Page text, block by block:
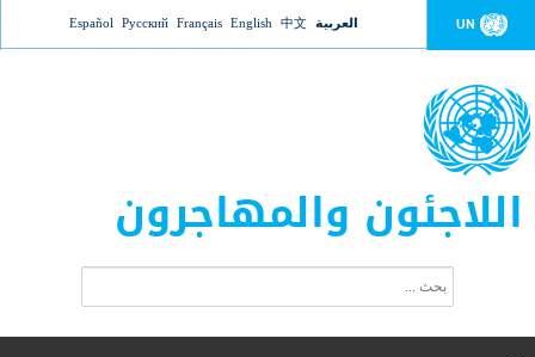
Jump to navigation UN العربية 中文
English
Français
Русский
Español
اللاجئون والمهاجرون
ت
ب